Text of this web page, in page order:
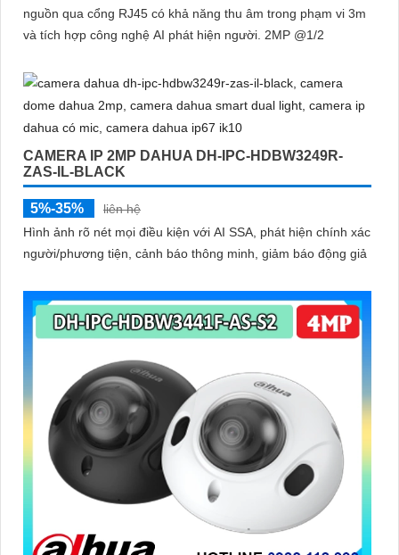
nguồn qua cổng RJ45 có khả năng thu âm trong phạm vi 3m
và tích hợp công nghệ AI phát hiện người. 2MP @1/2
CAMERA IP 2MP DAHUA DH-IPC-HDBW3249R-
ZAS-IL-BLACK
5%-35%
liên hệ
Hình ảnh rõ nét mọi điều kiện với AI SSA, phát hiện chính xác
người/phương tiện, cảnh báo thông minh, giảm báo động giả